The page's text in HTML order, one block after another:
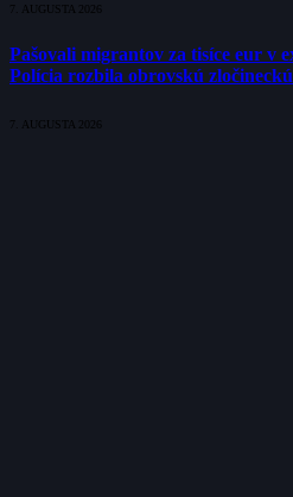
7. AUGUSTA 2026
Pašovali migrantov za tisíce eur v
Polícia rozbila obrovskú
7. AUGUSTA 2026